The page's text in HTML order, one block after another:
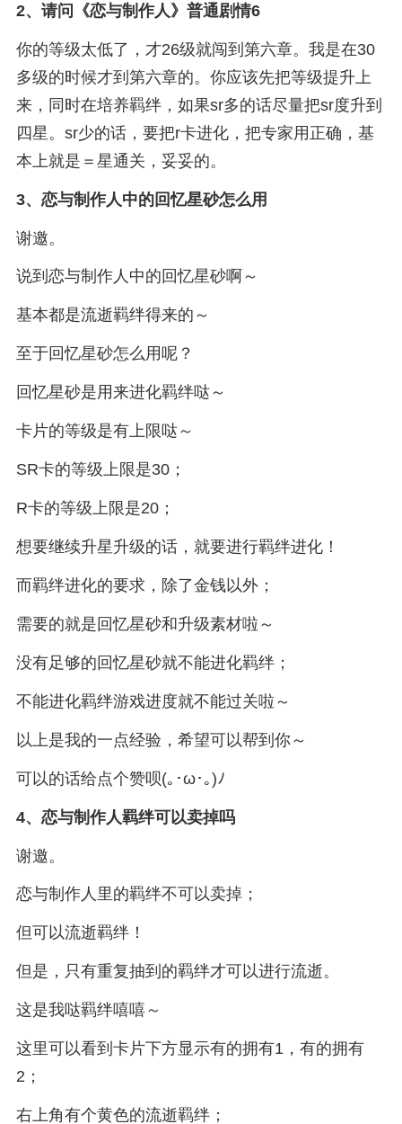
2、 请问《恋与制作人》普通剧情6
你的等级太低了，才26级就闯到第六章。我是在30
多级的时候才到第六章的。你应该先把等级提升上
来，同时在培养羁绊，如果sr多的话尽量把sr度升到
四星。sr少的话，要把r卡进化，把专家用正确，基
本上就是＝星通关，妥妥的。
3、 恋与制作人中的回忆星砂怎么用
谢邀。
说到恋与制作人中的回忆星砂啊～
基本都是流逝羁绊得来的～
至于回忆星砂怎么用呢？
回忆星砂是用来进化羁绊哒～
卡片的等级是有上限哒～
SR卡的等级上限是30；
R卡的等级上限是20；
想要继续升星升级的话，就要进行羁绊进化！
而羁绊进化的要求，除了金钱以外；
需要的就是回忆星砂和升级素材啦～
没有足够的回忆星砂就不能进化羁绊；
不能进化羁绊游戏进度就不能过关啦～
以上是我的一点经验，希望可以帮到你～
可以的话给点个赞呗(｡･ω･｡)ﾉ
4、 恋与制作人羁绊可以卖掉吗
谢邀。
恋与制作人里的羁绊不可以卖掉；
但可以流逝羁绊！
但是，只有重复抽到的羁绊才可以进行流逝。
这是我哒羁绊嘻嘻～
这里可以看到卡片下方显示有的拥有1，有的拥有
2；
右上角有个黄色的流逝羁绊；